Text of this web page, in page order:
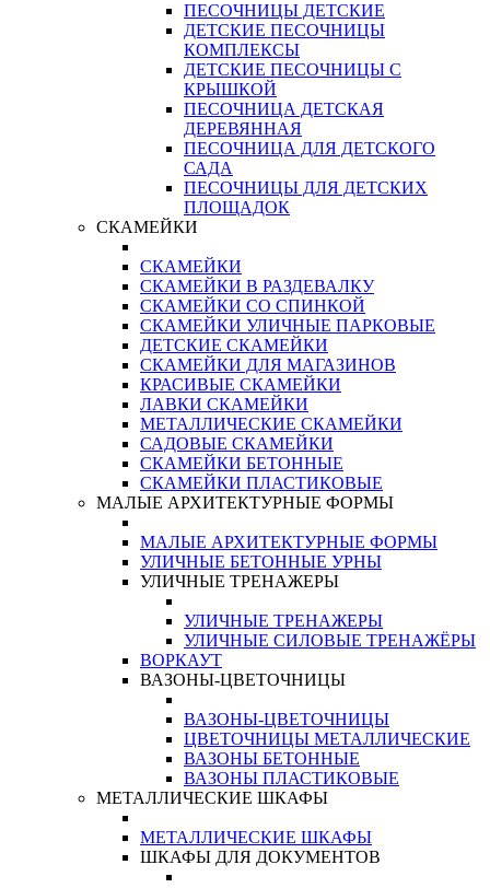
ПЕСОЧНИЦЫ ДЕТСКИЕ
ДЕТСКИЕ ПЕСОЧНИЦЫ
КОМПЛЕКСЫ
ДЕТСКИЕ ПЕСОЧНИЦЫ С
КРЫШКОЙ
ПЕСОЧНИЦА ДЕТСКАЯ
ДЕРЕВЯННАЯ
ПЕСОЧНИЦА ДЛЯ ДЕТСКОГО
САДА
ПЕСОЧНИЦЫ ДЛЯ ДЕТСКИХ
ПЛОЩАДОК
СКАМЕЙКИ
СКАМЕЙКИ
СКАМЕЙКИ В РАЗДЕВАЛКУ
СКАМЕЙКИ СО СПИНКОЙ
СКАМЕЙКИ УЛИЧНЫЕ ПАРКОВЫЕ
ДЕТСКИЕ СКАМЕЙКИ
СКАМЕЙКИ ДЛЯ МАГАЗИНОВ
КРАСИВЫЕ СКАМЕЙКИ
ЛАВКИ СКАМЕЙКИ
МЕТАЛЛИЧЕСКИЕ СКАМЕЙКИ
САДОВЫЕ СКАМЕЙКИ
СКАМЕЙКИ БЕТОННЫЕ
СКАМЕЙКИ ПЛАСТИКОВЫЕ
МАЛЫЕ АРХИТЕКТУРНЫЕ ФОРМЫ
МАЛЫЕ АРХИТЕКТУРНЫЕ ФОРМЫ
УЛИЧНЫЕ БЕТОННЫЕ УРНЫ
УЛИЧНЫЕ ТРЕНАЖЕРЫ
УЛИЧНЫЕ ТРЕНАЖЕРЫ
УЛИЧНЫЕ СИЛОВЫЕ ТРЕНАЖЁРЫ
ВОРКАУТ
ВАЗОНЫ-ЦВЕТОЧНИЦЫ
ВАЗОНЫ-ЦВЕТОЧНИЦЫ
ЦВЕТОЧНИЦЫ МЕТАЛЛИЧЕСКИЕ
ВАЗОНЫ БЕТОННЫЕ
ВАЗОНЫ ПЛАСТИКОВЫЕ
МЕТАЛЛИЧЕСКИЕ ШКАФЫ
МЕТАЛЛИЧЕСКИЕ ШКАФЫ
ШКАФЫ ДЛЯ ДОКУМЕНТОВ